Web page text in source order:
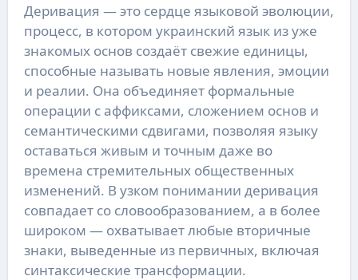
Деривация — это сердце языковой эволюции,
процесс, в котором украинский язык из уже
знакомых основ создаёт свежие единицы,
способные называть новые явления, эмоции
и реалии. Она объединяет формальные
операции с аффиксами, сложением основ и
семантическими сдвигами, позволяя языку
оставаться живым и точным даже во
времена стремительных общественных
изменений. В узком понимании деривация
совпадает со словообразованием, а в более
широком — охватывает любые вторичные
знаки, выведенные из первичных, включая
синтаксические трансформации.